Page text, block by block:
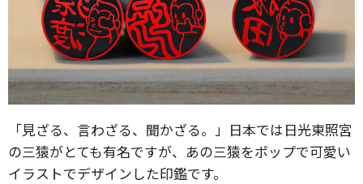
「見ざる、言わざる、聞かざる。」日本では日光東照宮
の三猿がとても有名ですが、あの三猿をポップで可愛い
イラストでデザインした印鑑です。